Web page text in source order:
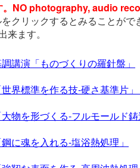
。NO photography, audio
クリックするとみることがで
来ます。
講演「ものづくりの羅針盤」
世界標準を作る技-硬さ基準片
大物を形づくる-フルモールド
鋼に魂を入れる-塩浴熱処理」